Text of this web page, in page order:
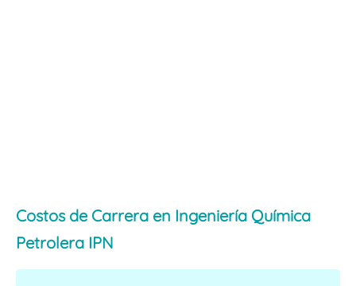
Costos de Carrera en Ingeniería Química
Petrolera IPN